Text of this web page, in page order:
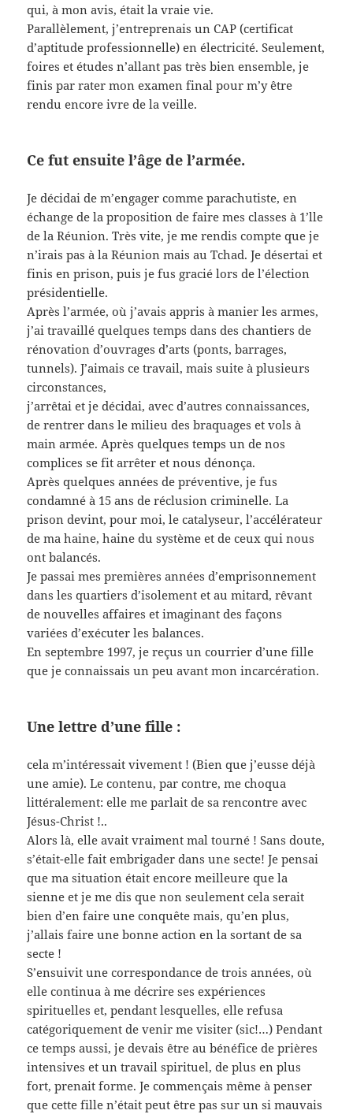
qui, à mon avis, était la vraie vie.
Parallèlement, j’entreprenais un CAP (certificat
d’aptitude professionnelle) en électricité. Seulement,
foires et études n’allant pas très bien ensemble, je
finis par rater mon examen final pour m’y être
rendu encore ivre de la veille.
Ce fut ensuite l’âge de l’armée.
Je décidai de m’engager comme parachutiste, en
échange de la proposition de faire mes classes à 1’lle
de la Réunion. Très vite, je me rendis compte que je
n’irais pas à la Réunion mais au Tchad. Je désertai et
finis en prison, puis je fus gracié lors de l’élection
présidentielle.
Après l’armée, où j’avais appris à manier les armes,
j’ai travaillé quelques temps dans des chantiers de
rénovation d’ouvrages d’arts (ponts, barrages,
tunnels). J’aimais ce travail, mais suite à plusieurs
circonstances,
j’arrêtai et je décidai, avec d’autres connaissances,
de rentrer dans le milieu des braquages et vols à
main armée. Après quelques temps un de nos
complices se fit arrêter et nous dénonça.
Après quelques années de préventive, je fus
condamné à 15 ans de réclusion criminelle. La
prison devint, pour moi, le catalyseur, l’accélérateur
de ma haine, haine du système et de ceux qui nous
ont balancés.
Je passai mes premières années d’emprisonnement
dans les quartiers d’isolement et au mitard, rêvant
de nouvelles affaires et imaginant des façons
variées d’exécuter les balances.
En septembre 1997, je reçus un courrier d’une fille
que je connaissais un peu avant mon incarcération.
Une lettre d’une fille :
cela m’intéressait vivement ! (Bien que j’eusse déjà
une amie). Le contenu, par contre, me choqua
littéralement: elle me parlait de sa rencontre avec
Jésus-Christ !..
Alors là, elle avait vraiment mal tourné ! Sans doute,
s’était-elle fait embrigader dans une secte! Je pensai
que ma situation était encore meilleure que la
sienne et je me dis que non seulement cela serait
bien d’en faire une conquête mais, qu’en plus,
j’allais faire une bonne action en la sortant de sa
secte !
S’ensuivit une correspondance de trois années, où
elle continua à me décrire ses expériences
spirituelles et, pendant lesquelles, elle refusa
catégoriquement de venir me visiter (sic!…) Pendant
ce temps aussi, je devais être au bénéfice de prières
intensives et un travail spirituel, de plus en plus
fort, prenait forme. Je commençais même à penser
que cette fille n’était peut être pas sur un si mauvais